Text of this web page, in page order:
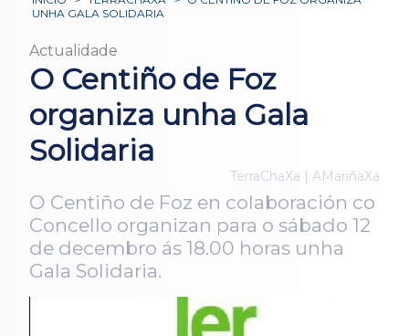
UNHA GALA SOLIDARIA
Actualidade
O Centiño de Foz
organiza unha Gala
Solidaria
TerraChaXa | AMariñaXa
O Centiño de Foz en colaboración co
Concello organizan para o sábado 12
de decembro ás 18.00 horas unha
Gala Solidaria.